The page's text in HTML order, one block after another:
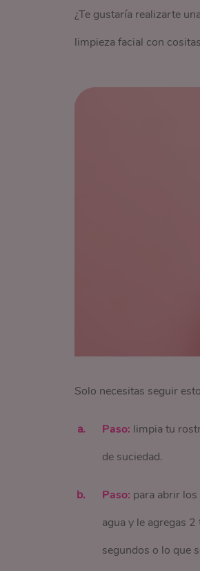
¿Te gustaría realizarte
limpieza facial con
Solo necesitas seguir
Paso: limpia tu
de suciedad.
Paso: para abrir
agua y le agregas
segundos o lo que